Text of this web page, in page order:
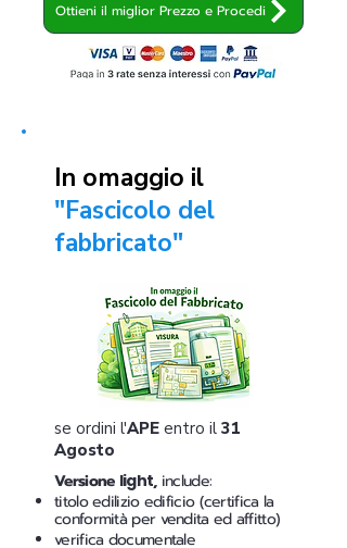
Ottieni il miglior Prezzo e Procedi
In omaggio il
"Fascicolo del
fabbricato"
se ordini l'APE entro il 31
Agosto
Versione light,include:
titolo edilizio edificio (certifica la
conformità per vendita ed affitto)
verifica documentale